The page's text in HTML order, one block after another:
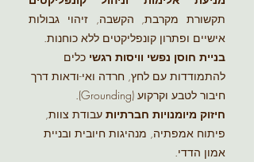
תקשורת מקרבת, הקשבה, זיהוי גבולות
אישיים ופתרון קונפליקטים ללא כוחנות.
בניית חוסן נפשי וויסות רגשי כלים
להתמודדות עם לחץ, חרדה ואי-ודאות דרך
חיבור לטבע וקרקוע (Grounding).
חיזוק מיומנויות חברתיות עבודת צוות,
פיתוח אמפתיה, מנהיגות חיובית ובניית
אמון הדדי.